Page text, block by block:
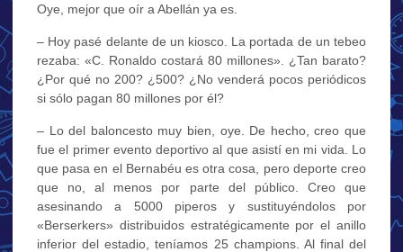
Oye, mejor que oír a Abellán ya es.
– Hoy pasé delante de un kiosco. La portada de un tebeo
rezaba: «C. Ronaldo costará 80 millones». ¿Tan barato?
¿Por qué no 200? ¿500? ¿No venderá pocos periódicos
si sólo pagan 80 millones por él?
– Lo del baloncesto muy bien, oye. De hecho, creo que
fue el primer evento deportivo al que asistí en mi vida. Lo
que pasa en el Bernabéu es otra cosa, pero deporte creo
que no, al menos por parte del público. Creo que
asesinando a 5000 piperos y sustituyéndolos por
«Berserkers» distribuidos estratégicamente por el anillo
inferior del estadio, teníamos 25 champions. Al final del